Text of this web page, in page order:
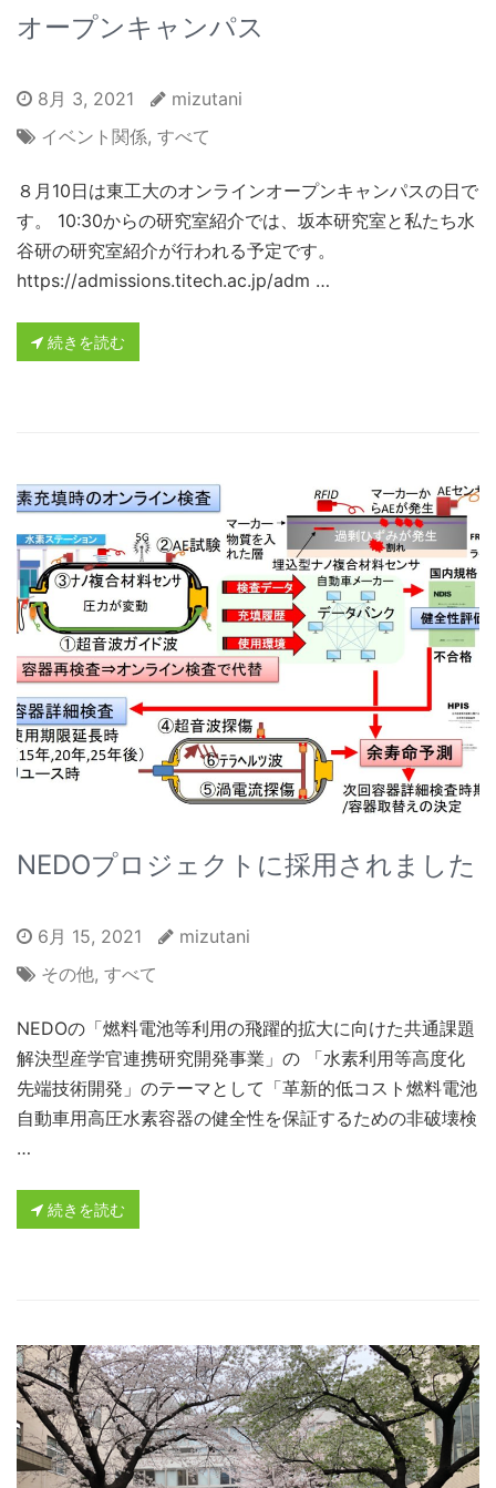
オープンキャンパス
8月 3, 2021
mizutani
イベント関係, すべて
８月10日は東工大のオンラインオープンキャンパスの日で
す。 10:30からの研究室紹介では、坂本研究室と私たち水
谷研の研究室紹介が行われる予定です。
https://admissions.titech.ac.jp/adm …
続きを読む
NEDOプロジェクトに採用されました
6月 15, 2021
mizutani
その他, すべて
NEDOの「燃料電池等利用の飛躍的拡大に向けた共通課題
解決型産学官連携研究開発事業」の 「水素利用等高度化
先端技術開発」のテーマとして「革新的低コスト燃料電池
自動車用高圧水素容器の健全性を保証するための非破壊検
…
続きを読む